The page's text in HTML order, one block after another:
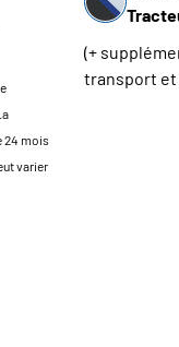
(+
transport et
24 mois
varier